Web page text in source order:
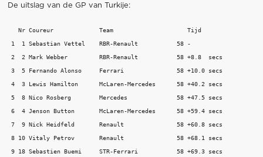
De uitslag van de GP van Turkije:
   Nr Coureur             Team                     Tijd
1  1 Sebastian Vettel    RBR-Renault           58 -
2  2 Mark Webber         RBR-Renault           58 +8.8  secs
3  5 Fernando Alonso     Ferrari               58 +10.0 secs
4  3 Lewis Hamilton      McLaren-Mercedes      58 +40.2 secs
5  8 Nico Rosberg        Mercedes              58 +47.5 secs
6  4 Jenson Button       McLaren-Mercedes      58 +59.4 secs
7  9 Nick Heidfeld       Renault               58 +60.8 secs
8 10 Vitaly Petrov       Renault               58 +68.1 secs
9 18 Sebastien Buemi     STR-Ferrari           58 +69.3 secs